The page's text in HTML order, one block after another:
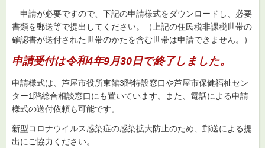
申請が必要ですので、下記の申請様式をダウンロードし、必要
書類を郵送等で提出してください。（上記の住民税非課税世帯の
確認書が送付された世帯のかたを含む世帯は申請できません。）
申請受付は令和4年9月30日で終了しました。
申請様式は、芦屋市役所東館3階特設窓口や芦屋市保健福祉セン
ター1階総合相談窓口にも置いています。また、電話による申請
様式の送付依頼も可能です。
新型コロナウイルス感染症の感染拡大防止のため、郵送による提
出にご協力ください。